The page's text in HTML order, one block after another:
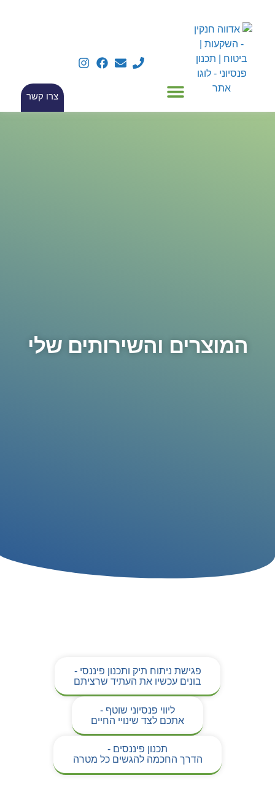
צרו קשר
המוצרים והשירותים שלי
פגישת ניתוח תיק ותכנון פיננסי -
בונים עכשיו את העתיד שרציתם
ליווי פנסיוני שוטף -
אתכם לצד שינויי החיים
תכנון פיננסים -
הדרך החכמה להגשים כל מטרה